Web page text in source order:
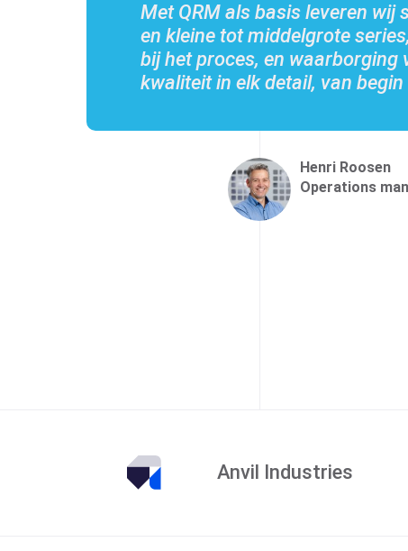
Met QRM als basis leveren wij
en kleine tot middelgrote
bij het proces, en waarborging
kwaliteit in elk detail, van begin
Henri Roosen
Operations
Anvil Industries